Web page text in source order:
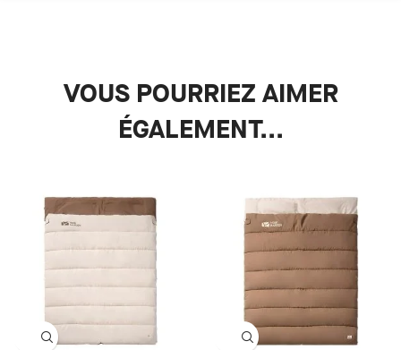
VOUS POURRIEZ AIMER
ÉGALEMENT...